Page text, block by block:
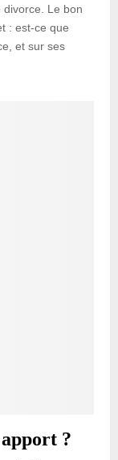
Le bon
: est-ce que
et sur ses
?